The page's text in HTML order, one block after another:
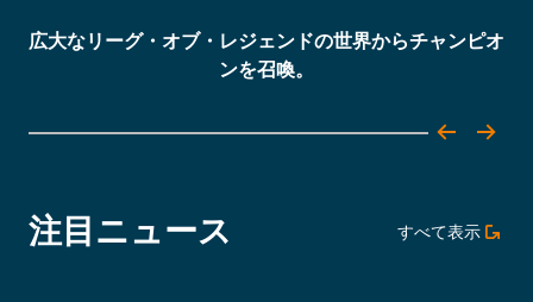
広大なリーグ・オブ・レジェンドの世界からチャンピオ
ンを召喚。
注目ニュース すべて表示